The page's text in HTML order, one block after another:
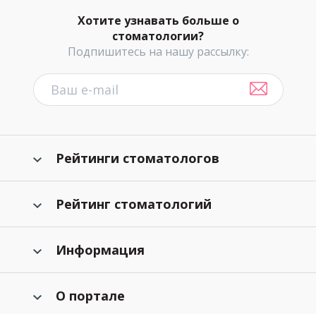
Хотите узнавать больше о
стоматологии?
Подпишитесь на нашу рассылку:
Рейтинги стоматологов
Рейтинг стоматологий
Информация
О портале